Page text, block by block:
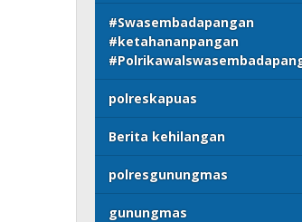
#Swasembadapangan
#ketahananpangan
polreskapuas
Berita kehilangan
polresgunungmas
gunungmas